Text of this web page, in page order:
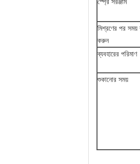
মিশ্রণের পর সময়
করুন
ব্যবহারের পরিমাণ
শুকানোর সময়